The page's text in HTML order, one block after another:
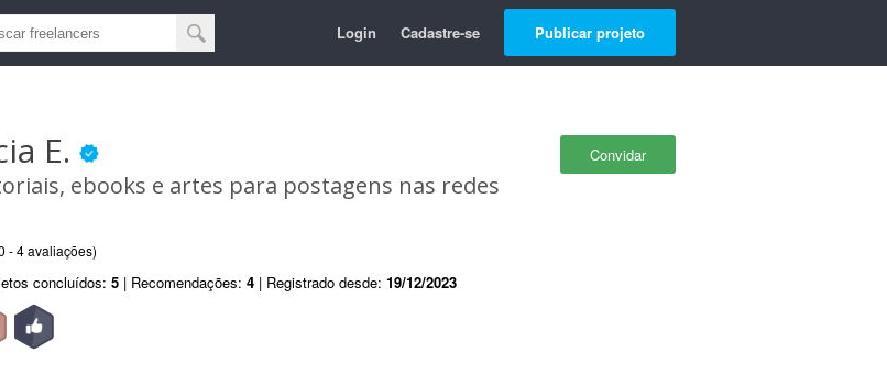
Login Cadastre-se Publicar projeto
Convidar
E.
ebooks e artes para postagens nas redes
- 4 avaliações)
concluídos: 5 | Recomendações: 4 | Registrado desde: 19/12/2023